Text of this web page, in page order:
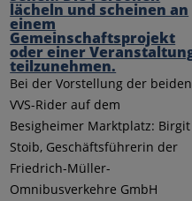
Bei der Vorstellung der beiden
VVS-Rider auf dem
Besigheimer Marktplatz: Birgit
Stoib, Geschäftsführerin der
Friedrich-Müller-
Omnibusverkehre GmbH